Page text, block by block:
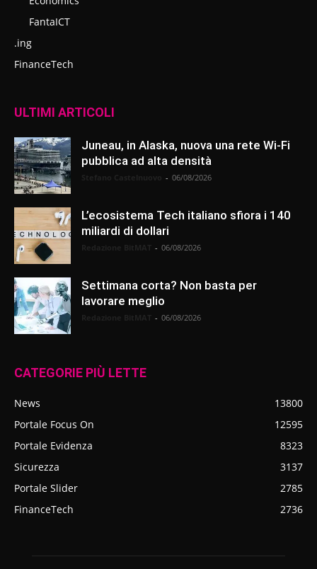
FantaICT
.ing
FinanceTech
ULTIMI ARTICOLI
Juneau, in Alaska, nuova una rete Wi-Fi
pubblica ad alta densità
- 06/08/2026
L’ecosistema Tech italiano sfiora i 140
miliardi di dollari
- 06/08/2026
Settimana corta? Non basta per
lavorare meglio
- 06/08/2026
CATEGORIE PIÙ LETTE
News
13800
Portale Focus On
12595
Portale Evidenza
8323
Sicurezza
3137
Portale Slider
2785
FinanceTech
2736